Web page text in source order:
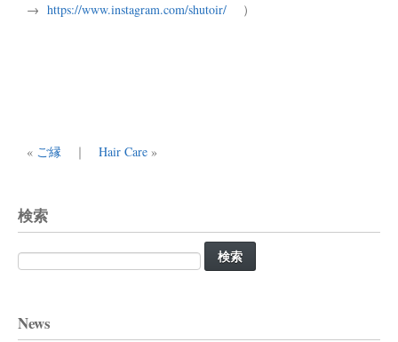
→ https://www.instagram.com/shutoir/ ）
« ご縁 ｜ Hair Care »
検索
検
索:
News